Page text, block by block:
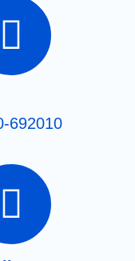
692010